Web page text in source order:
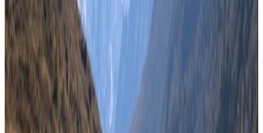
Sunday, 2025 December 28 / 12:22 am
अ+